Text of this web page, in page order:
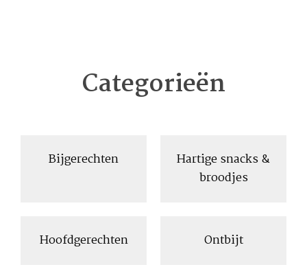
Categorieën
Bijgerechten
Hartige snacks &
broodjes
Hoofdgerechten Ontbijt